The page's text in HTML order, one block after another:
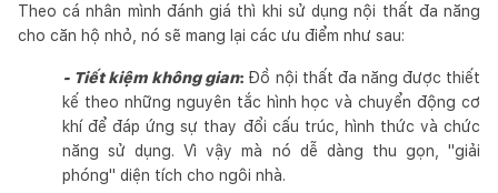
Theo cá nhân mình đánh giá thì khi sử dụng nội thất đa năng
cho căn hộ nhỏ, nó sẽ mang lại các ưu điểm như sau:
- Tiết kiệm không gian: Đồ nội thất đa năng được thiết
kế theo những nguyên tắc hình học và chuyển động cơ
khí để đáp ứng sự thay đổi cấu trúc, hình thức và chức
năng sử dụng. Vì vậy mà nó dễ dàng thu gọn, "giải
phóng" diện tích cho ngôi nhà.